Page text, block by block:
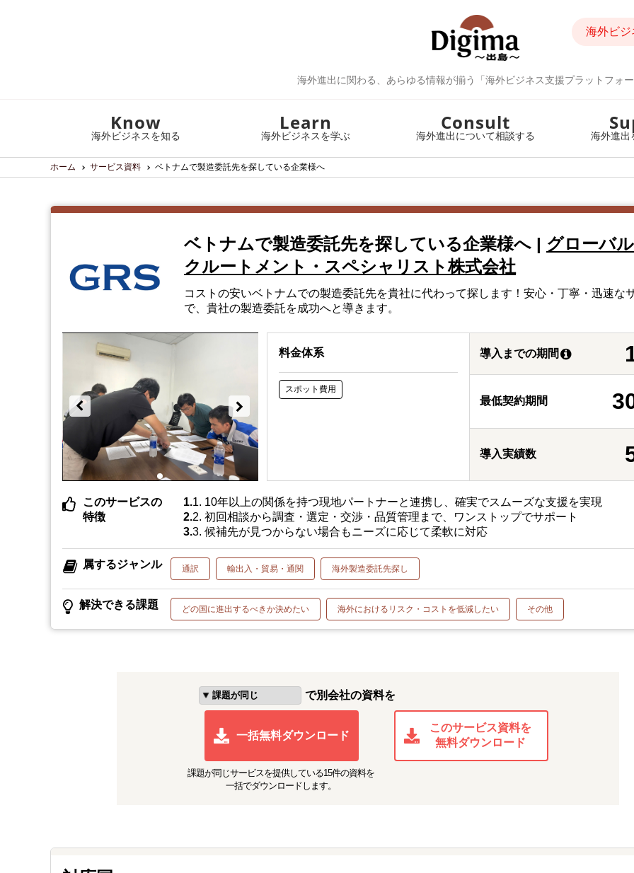
海外進出に関わる、あらゆる情報が揃う「海外ビジネス支援プラットフォー
海外ビジ
Know
海外ビジネスを知る
Learn
海外ビジネスを学ぶ
Consult
海外進出について相談する 海外進出
ホーム サービス資料 ベトナムで製造委託先を探している企業様へ
ベトナムで製造委託先を探している企業様へ | グローバ
クルートメント・スペシャリスト株式会社
コストの安いベトナムでの製造委託先を貴社に代わって探します！安心・丁寧・迅速な
で、貴社の製造委託を成功へと導きます。
料金体系
スポット費用
導入までの期間
最低契約期間
導入実績数
このサービスの
特徴
1. 10年以上の関係を持つ現地パートナーと連携し、確実でスムーズな支援を実現
2. 初回相談から調査・選定・交渉・品質管理まで、ワンストップでサポート
3. 候補先が見つからない場合もニーズに応じて柔軟に対応
属するジャンル 通訳 輸出入・貿易・通関 海外製造委託先探し
解決できる課題 どの国に進出するべきか決めたい 海外におけるリスク・コストを低減したい その他
で別会社の資料を
一括無料ダウンロード
このサービス資料を
無料ダウンロード
課題が同じサービスを提供している15件の資料を
一括でダウンロードします。